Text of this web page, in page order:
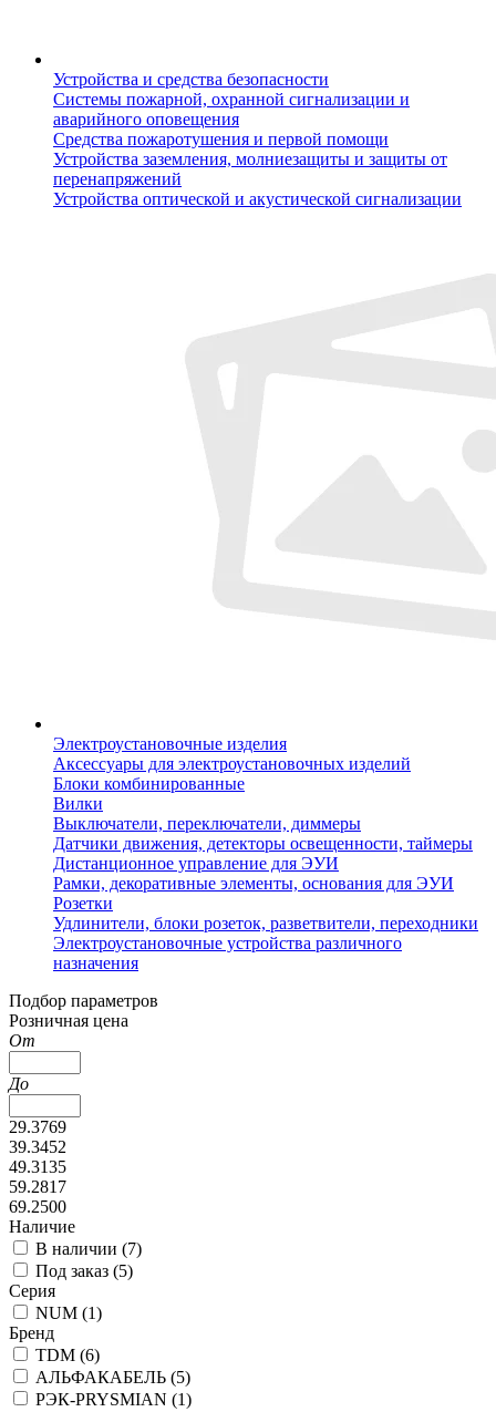
Устройства и средства безопасности
Системы пожарной, охранной сигнализации и
аварийного оповещения
Средства пожаротушения и первой помощи
Устройства заземления, молниезащиты и защиты от
перенапряжений
Устройства оптической и акустической сигнализации
Электроустановочные изделия
Аксессуары для электроустановочных изделий
Блоки комбинированные
Вилки
Выключатели, переключатели, диммеры
Датчики движения, детекторы освещенности, таймеры
Дистанционное управление для ЭУИ
Рамки, декоративные элементы, основания для ЭУИ
Розетки
Удлинители, блоки розеток, разветвители, переходники
Электроустановочные устройства различного
назначения
Подбор параметров
Розничная цена
От
До
29.3769
39.3452
49.3135
59.2817
69.2500
Наличие
В наличии (7)
Под заказ (5)
Серия
NUM (1)
Бренд
TDM (6)
АЛЬФАКАБЕЛЬ (5)
РЭК-PRYSMIAN (1)